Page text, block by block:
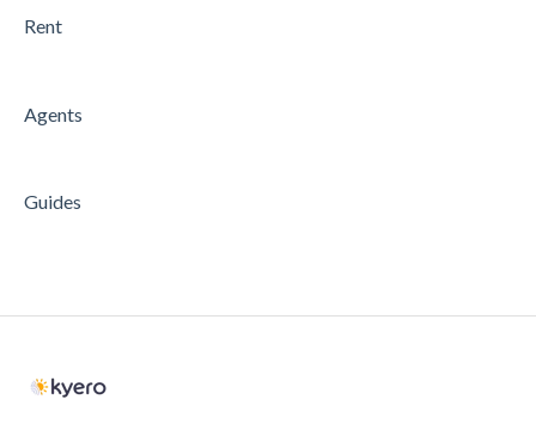
Rent
Agents
Guides